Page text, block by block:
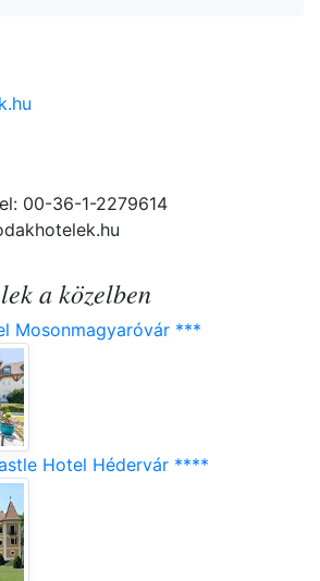
00-36-1-2279614
a közelben
Mosonmagyaróvár ***
Hotel Hédervár ****